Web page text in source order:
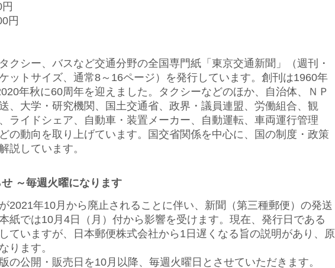
円
クシー、バスなど交通分野の全国専門紙「東京交通新聞」（週刊・
ットサイズ、通常8～16ページ）を発行しています。創刊は1960年
年秋に60周年を迎えました。タクシーなどのほか、自治体、ＮＰ
、大学・研究機関、国土交通省、政界・議員連盟、労働組合、観
ライドシェア、自動車・装置メーカー、自動運転、車両運行管理
の動向を取り上げています。国交省関係を中心に、国の制度・政策
説しています。
～毎週火曜になります
2021年10月から廃止されることに伴い、新聞（第三種郵便）の発送
紙では10月4日（月）付から影響を受けます。現在、発行日である
ていますが、日本郵便株式会社から1日遅くなる旨の説明があり、原
ります。
の公開・販売日を10月以降、毎週火曜日とさせていただきます。